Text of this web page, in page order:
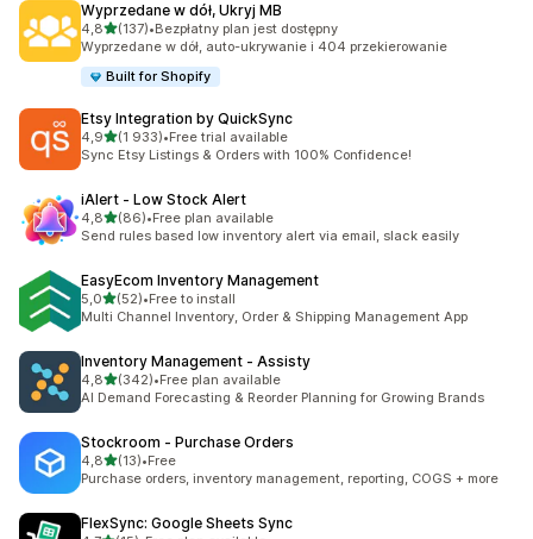
Wyprzedane w dół, Ukryj MB
4,8na 5 gwiazdek
(137)
Łączna liczba recenzji: 137
•Bezpłatny plan jest dostępny
Wyprzedane w dół, auto-ukrywanie i 404 przekierowanie
Built for Shopify
Etsy Integration by QuickSync
4,9na 5 gwiazdek
(1 933)
Łączna liczba recenzji: 1933
•Free trial available
Sync Etsy Listings & Orders with 100% Confidence!
iAlert ‑ Low Stock Alert
4,8na 5 gwiazdek
(86)
Łączna liczba recenzji: 86
•Free plan available
Send rules based low inventory alert via email, slack easily
EasyEcom Inventory Management
5,0na 5 gwiazdek
(52)
Łączna liczba recenzji: 52
•Free to install
Multi Channel Inventory, Order & Shipping Management App
Inventory Management ‑ Assisty
4,8na 5 gwiazdek
(342)
Łączna liczba recenzji: 342
•Free plan available
AI Demand Forecasting & Reorder Planning for Growing Brands
Stockroom ‑ Purchase Orders
4,8na 5 gwiazdek
(13)
Łączna liczba recenzji: 13
•Free
Purchase orders, inventory management, reporting, COGS + more
FlexSync: Google Sheets Sync